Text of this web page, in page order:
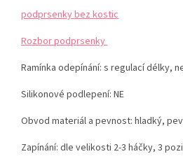
podprsenky bez kostic
Rozbor podprsenky
Ramínka odepínání: s regulací délky,
Silikonové podlepení: NE
Obvod materiál a pevnost: hladký,
Zapínání: dle velikosti 2-3 háčky, 3